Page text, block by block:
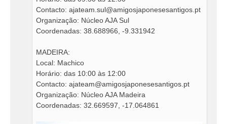
Contacto: ajateam.sul@amigosjaponesesantigos.pt
Organização: Núcleo AJA Sul
Coordenadas: 38.688966, -9.331942
MADEIRA:
Local: Machico
Horário: das 10:00 às 12:00
Contacto: ajateam@amigosjaponesesantigos.pt
Organização: Núcleo AJA Madeira
Coordenadas: 32.669597, -17.064861